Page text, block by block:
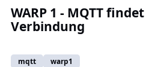
WARP 1 - MQTT
Verbindung
mqtt warp1